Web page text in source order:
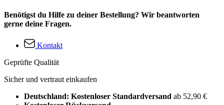
Benötigst du Hilfe zu deiner Bestellung? Wir beantworten
gerne deine Fragen.
Kontakt
Geprüfte Qualität
Sicher und vertraut einkaufen
Deutschland: Kostenloser Standardversand ab 52,90 €